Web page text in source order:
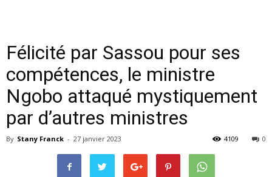
Félicité par Sassou pour ses
compétences, le ministre
Ngobo attaqué mystiquement
par d’autres ministres
By Stany Franck - 27 janvier 2023 0
4109